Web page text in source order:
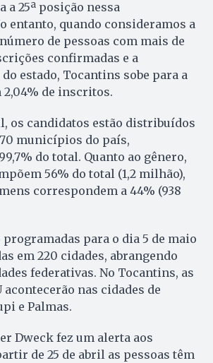
a 25ª posição nessa
entanto, quando consideramos a
de pessoas com mais de
confirmadas e a
estado, Tocantins sobe para a
2,04% de inscritos.
os candidatos estão distribuídos
municípios do país,
do total. Quanto ao gênero,
56% do total (1,2 milhão),
correspondem a 44% (938
programadas para o dia 5 de maio
em 220 cidades, abrangendo
federativas. No Tocantins, as
acontecerão nas cidades de
e Palmas.
Dweck fez um alerta aos
de 25 de abril as pessoas têm